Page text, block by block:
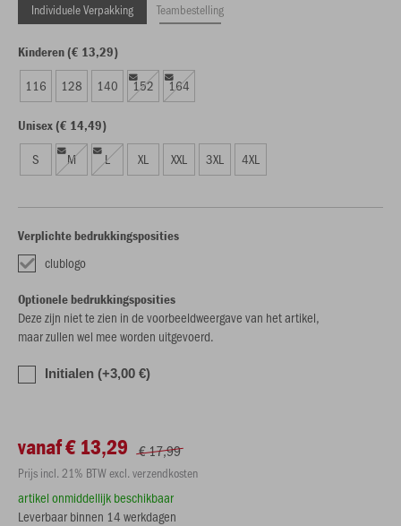
Individuele Verpakking Teambestelling
Kinderen (€ 13,29)
116 128 140 152 164
Unisex (€ 14,49)
S M L XL XXL 3XL 4XL
Verplichte bedrukkingsposities
clublogo
Optionele bedrukkingsposities
Deze zijn niet te zien in de voorbeeldweergave van het artikel,
maar zullen wel mee worden uitgevoerd.
Initialen (+3,00 €)
vanaf € 13,29 € 17,99
Prijs incl. 21% BTW excl. verzendkosten
artikel onmiddellijk beschikbaar
Leverbaar binnen 14 werkdagen